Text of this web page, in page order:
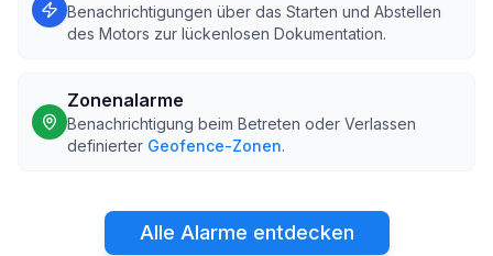
Benachrichtigungen über das Starten und Abstellen
des Motors zur lückenlosen Dokumentation.
Zonenalarme
Benachrichtigung beim Betreten oder Verlassen
definierter Geofence-Zonen.
Alle Alarme entdecken